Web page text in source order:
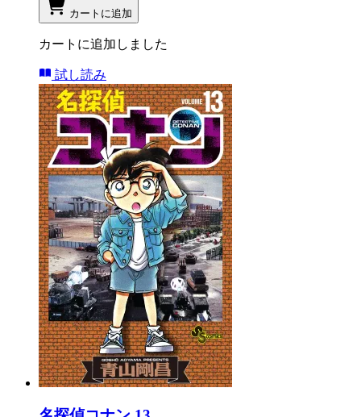
カートに追加
カートに追加しました
試し読み